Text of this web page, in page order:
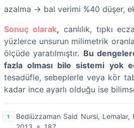
azalma → bal verimi %40 düşer,
Sonuç olarak, canlılık, tıpkı
yüzlerce unsurun milimetrik
ölçüde yaratılmıştır. Bu
fazla olması bile sistemi yok
tesadüfle, sebeplerle veya kör
kadar ince ayarlı olduğu ise
Bediüzzaman Said Nursi,